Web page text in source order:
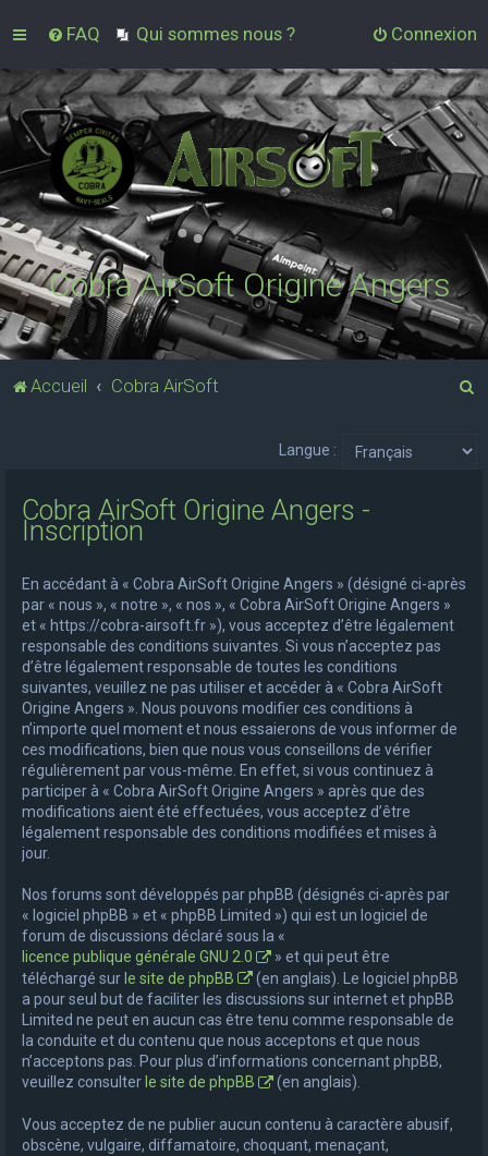
FAQ Qui sommes nous ? Connexion
Cobra AirSoft Origine Angers
Accueil Cobra AirSoft
Langue :
Cobra AirSoft Origine Angers -
Inscription
En accédant à « Cobra AirSoft Origine Angers » (désigné ci-après
par « nous », « notre », « nos », « Cobra AirSoft Origine Angers »
et « https://cobra-airsoft.fr »), vous acceptez d’être légalement
responsable des conditions suivantes. Si vous n’acceptez pas
d’être légalement responsable de toutes les conditions
suivantes, veuillez ne pas utiliser et accéder à « Cobra AirSoft
Origine Angers ». Nous pouvons modifier ces conditions à
n’importe quel moment et nous essaierons de vous informer de
ces modifications, bien que nous vous conseillons de vérifier
régulièrement par vous-même. En effet, si vous continuez à
participer à « Cobra AirSoft Origine Angers » après que des
modifications aient été effectuées, vous acceptez d’être
légalement responsable des conditions modifiées et mises à
jour.
Nos forums sont développés par phpBB (désignés ci-après par
« logiciel phpBB » et « phpBB Limited ») qui est un logiciel de
forum de discussions déclaré sous la «
licence publique générale GNU 2.0
» et qui peut être
téléchargé surle site de phpBB
(en anglais). Le logiciel phpBB
a pour seul but de faciliter les discussions sur internet et phpBB
Limited ne peut en aucun cas être tenu comme responsable de
la conduite et du contenu que nous acceptons et que nous
n’acceptons pas. Pour plus d’informations concernant phpBB,
veuillez consulter le site de phpBB (en anglais).
Vous acceptez de ne publier aucun contenu à caractère abusif,
obscène, vulgaire, diffamatoire, choquant, menaçant,